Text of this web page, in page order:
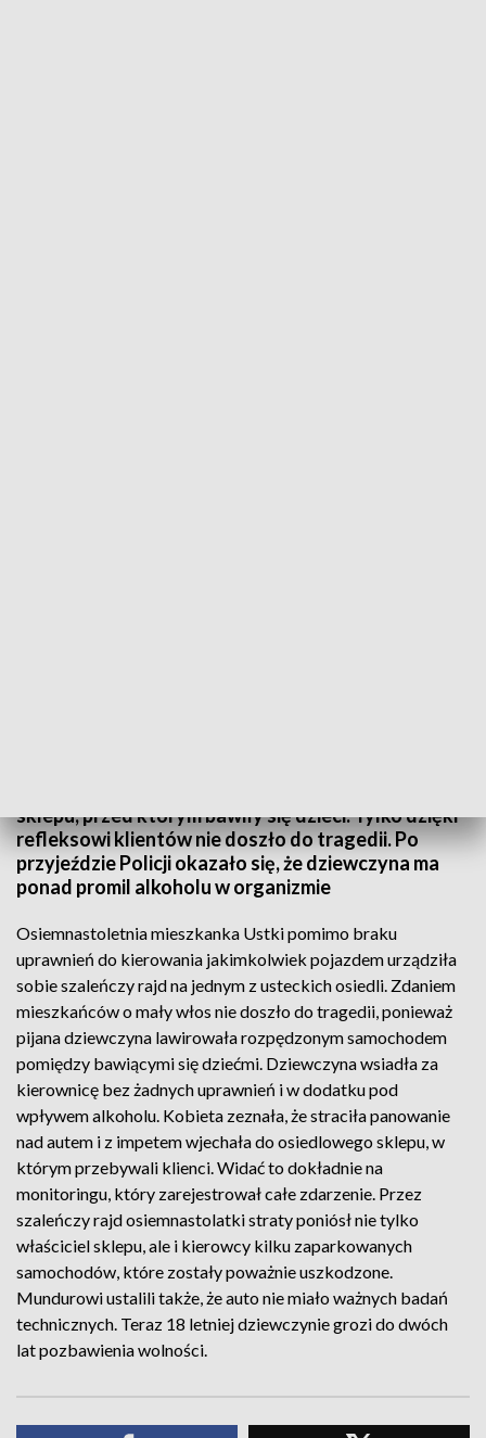
sklepu, przed którym bawiły się dzieci. Tylko dzięki
refleksowi klientów nie doszło do tragedii. Po
przyjeździe Policji okazało się, że dziewczyna ma
ponad promil alkoholu w organizmie
Osiemnastoletnia mieszkanka Ustki pomimo braku
uprawnień do kierowania jakimkolwiek pojazdem urządziła
sobie szaleńczy rajd na jednym z usteckich osiedli. Zdaniem
mieszkańców o mały włos nie doszło do tragedii, ponieważ
pijana dziewczyna lawirowała rozpędzonym samochodem
pomiędzy bawiącymi się dziećmi. Dziewczyna wsiadła za
kierownicę bez żadnych uprawnień i w dodatku pod
wpływem alkoholu. Kobieta zeznała, że straciła panowanie
nad autem i z impetem wjechała do osiedlowego sklepu, w
którym przebywali klienci. Widać to dokładnie na
monitoringu, który zarejestrował całe zdarzenie. Przez
szaleńczy rajd osiemnastolatki straty poniósł nie tylko
właściciel sklepu, ale i kierowcy kilku zaparkowanych
samochodów, które zostały poważnie uszkodzone.
Mundurowi ustalili także, że auto nie miało ważnych badań
technicznych. Teraz 18 letniej dziewczynie grozi do dwóch
lat pozbawienia wolności.